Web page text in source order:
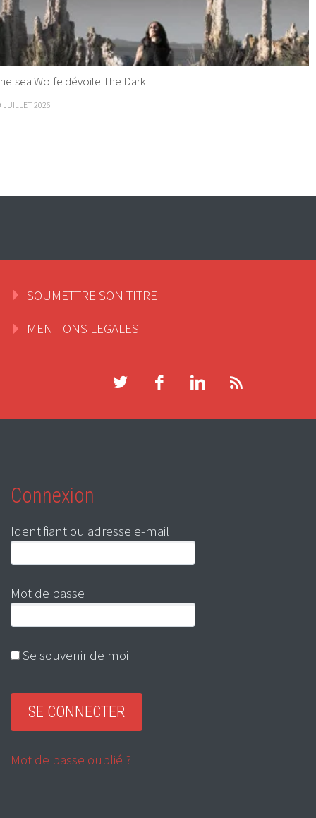
Wolfe dévoile The Dark
JUILLET 2026
SOUMETTRE SON TITRE
MENTIONS LEGALES
Connexion
Identifiant ou adresse e-mail
Mot de passe
Se souvenir de moi
Mot de passe oublié ?